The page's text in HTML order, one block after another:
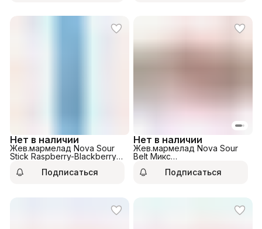
Нет в наличии
Жев.мармелад Nova Sour
Stick Raspberry-Blackberry
Подписаться
Нет в наличии
Жев.мармелад Nova Sour
Belt Микс
15гр
Подписаться